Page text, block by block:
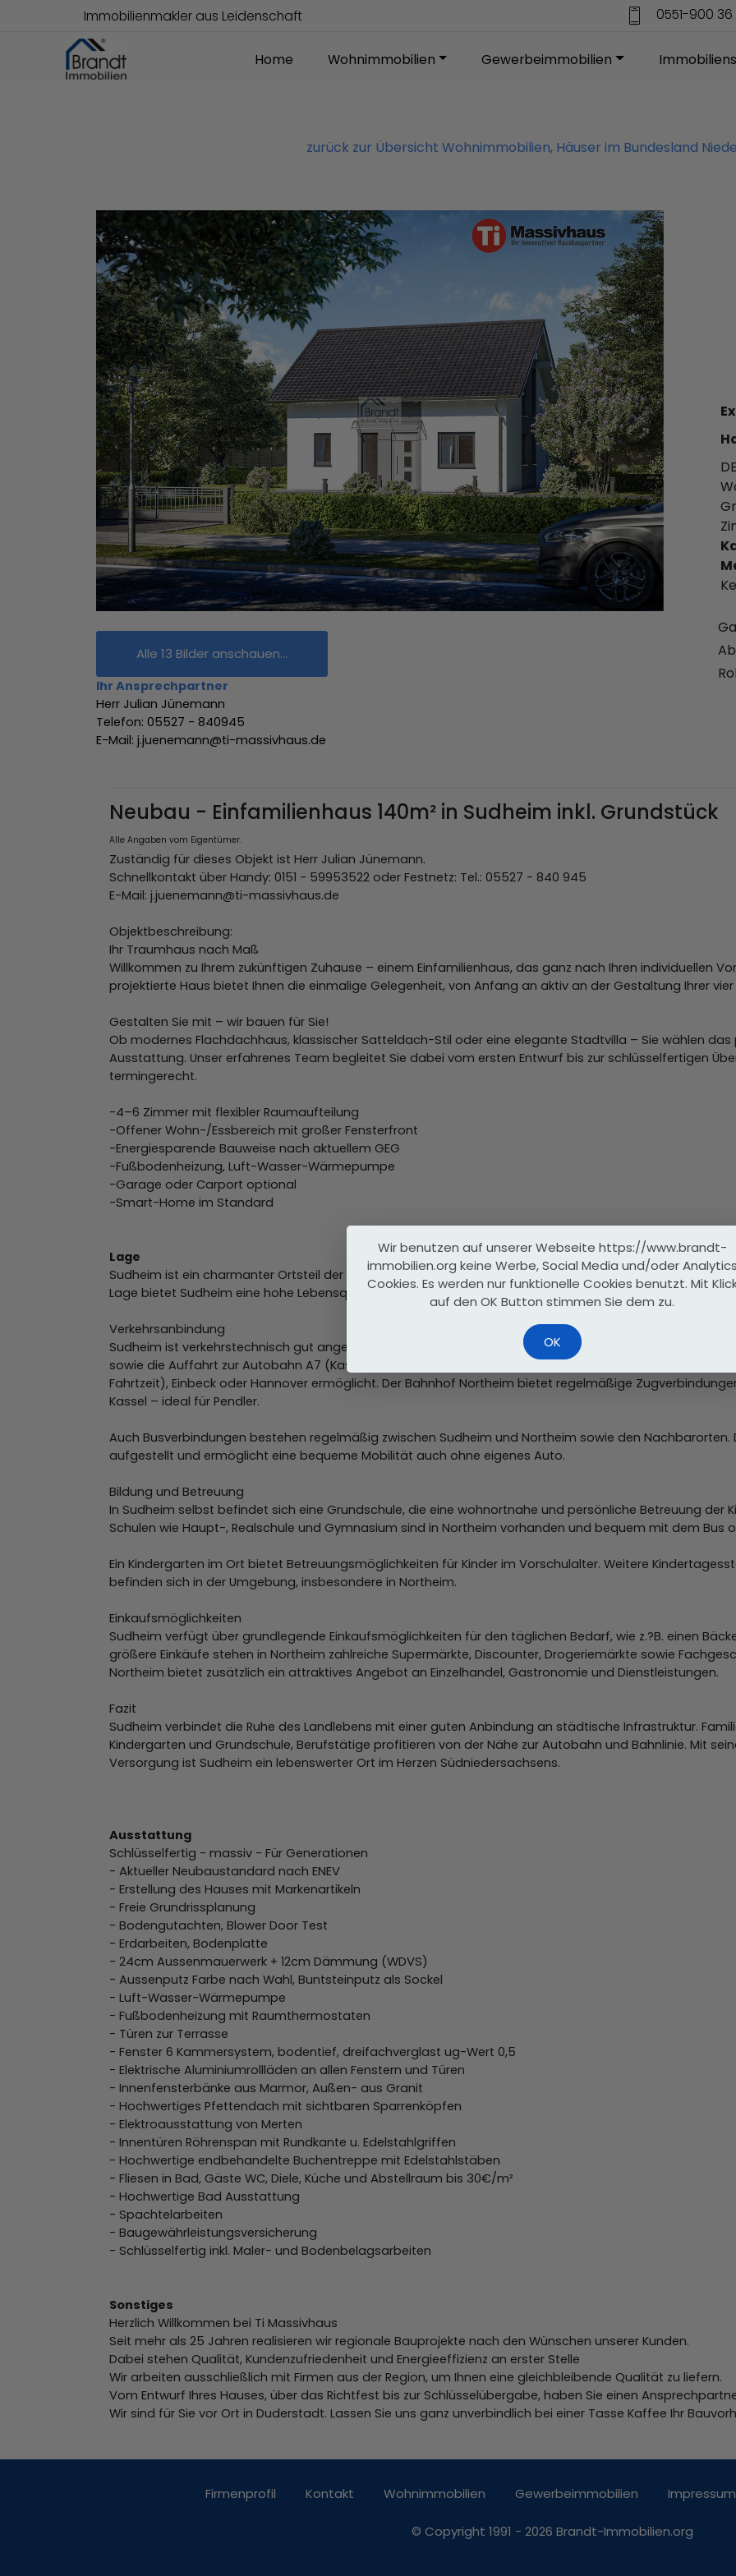
Immobilienmakler aus Leidenschaft 0551-900 36
Home Wohnimmobilien Gewerbeimmobilien
zurück zur Übersicht Wohnimmobilien, Häuser im Bundesland
Alle 13 Bilder anschauen...
Ihr Ansprechpartner
Herr Julian Jünemann
Telefon: 05527 - 840945
E-Mail: j.juenemann@ti-massivhaus.de
Neubau - Einfamilienhaus 140m² in Sudheim inkl. Grundstück
Alle Angaben vom Eigentümer.
Zuständig für dieses Objekt ist Herr Julian Jünemann.
Schnellkontakt über Handy: 0151 - 59953522 oder Festnetz: Tel.: 05527 - 840 945
E-Mail: j.juenemann@ti-massivhaus.de
Objektbeschreibung:
Ihr Traumhaus nach Maß
Willkommen zu Ihrem zukünftigen Zuhause – einem Einfamilienhaus, das ganz nach Ihren individuellen
projektierte Haus bietet Ihnen die einmalige Gelegenheit, von Anfang an aktiv an der Gestaltung Ihrer
Gestalten Sie mit – wir bauen für Sie!
Ob modernes Flachdachhaus, klassischer Satteldach-Stil oder eine elegante Stadtvilla – Sie wählen das
Ausstattung. Unser erfahrenes Team begleitet Sie dabei vom ersten Entwurf bis zur schlüsselfertigen
termingerecht.
-4–6 Zimmer mit flexibler Raumaufteilung
-Offener Wohn-/Essbereich mit großer Fensterfront
-Energiesparende Bauweise nach aktuellem GEG
-Fußbodenheizung, Luft-Wasser-Wärmepumpe
-Garage oder Carport optional
-Smart-Home im Standard
Lage
Sudheim ist ein charmanter Ortsteil der Stadt Northeim im südlichen Niedersachsen und liegt idyllisch im
Lage bietet Sudheim eine hohe Lebensqualität – ideal für Familien, Berufspendler und Ruhesuchende
Verkehrsanbindung
Sudheim ist verkehrstechnisch gut angebunden. Über die nahegelegene Bundesstraße B3 erreicht man
sowie die Auffahrt zur Autobahn A7 (Kassel–Hannover), was eine schnelle Verbindung in die
Fahrtzeit), Einbeck oder Hannover ermöglicht. Der Bahnhof Northeim bietet regelmäßige
Kassel – ideal für Pendler.
Auch Busverbindungen bestehen regelmäßig zwischen Sudheim und Northeim sowie den
aufgestellt und ermöglicht eine bequeme Mobilität auch ohne eigenes Auto.
Bildung und Betreuung
In Sudheim selbst befindet sich eine Grundschule, die eine wohnortnahe und persönliche Betreuung der
Schulen wie Haupt-, Realschule und Gymnasium sind in Northeim vorhanden und bequem mit dem Bus
Ein Kindergarten im Ort bietet Betreuungsmöglichkeiten für Kinder im Vorschulalter. Weitere
befinden sich in der Umgebung, insbesondere in Northeim.
Einkaufsmöglichkeiten
Sudheim verfügt über grundlegende Einkaufsmöglichkeiten für den täglichen Bedarf, wie z.?B. einen
größere Einkäufe stehen in Northeim zahlreiche Supermärkte, Discounter, Drogeriemärkte sowie
Northeim bietet zusätzlich ein attraktives Angebot an Einzelhandel, Gastronomie und Dienstleistungen.
Fazit
Sudheim verbindet die Ruhe des Landlebens mit einer guten Anbindung an städtische Infrastruktur.
Kindergarten und Grundschule, Berufstätige profitieren von der Nähe zur Autobahn und Bahnlinie. Mit
Versorgung ist Sudheim ein lebenswerter Ort im Herzen Südniedersachsens.
Ausstattung
Schlüsselfertig - massiv - Für Generationen
- Aktueller Neubaustandard nach ENEV
- Erstellung des Hauses mit Markenartikeln
- Freie Grundrissplanung
- Bodengutachten, Blower Door Test
- Erdarbeiten, Bodenplatte
- 24cm Aussenmauerwerk + 12cm Dämmung (WDVS)
- Aussenputz Farbe nach Wahl, Buntsteinputz als Sockel
- Luft-Wasser-Wärmepumpe
- Fußbodenheizung mit Raumthermostaten
- Türen zur Terrasse
- Fenster 6 Kammersystem, bodentief, dreifachverglast ug-Wert 0,5
- Elektrische Aluminiumrollläden an allen Fenstern und Türen
- Innenfensterbänke aus Marmor, Außen- aus Granit
- Hochwertiges Pfettendach mit sichtbaren Sparrenköpfen
- Elektroausstattung von Merten
- Innentüren Röhrenspan mit Rundkante u. Edelstahlgriffen
- Hochwertige endbehandelte Buchentreppe mit Edelstahlstäben
- Fliesen in Bad, Gäste WC, Diele, Küche und Abstellraum bis 30€/m²
- Hochwertige Bad Ausstattung
- Spachtelarbeiten
- Baugewährleistungsversicherung
- Schlüsselfertig inkl. Maler- und Bodenbelagsarbeiten
Sonstiges
Herzlich Willkommen bei Ti Massivhaus
Seit mehr als 25 Jahren realisieren wir regionale Bauprojekte nach den Wünschen unserer Kunden.
Dabei stehen Qualität, Kundenzufriedenheit und Energieeffizienz an erster Stelle
Wir arbeiten ausschließlich mit Firmen aus der Region, um Ihnen eine gleichbleibende Qualität zu liefern.
Vom Entwurf Ihres Hauses, über das Richtfest bis zur Schlüsselübergabe, haben Sie einen
Wir sind für Sie vor Ort in Duderstadt. Lassen Sie uns ganz unverbindlich bei einer Tasse Kaffee Ihr
Firmenprofil Kontakt Wohnimmobilien Gewerbeimmobilien Impressum
© Copyright 1991 - 2026 Brandt-Immobilien.org
Wir benutzen auf unserer Webseite https://www.brandt-
immobilien.org keine Werbe, Social Media und/oder Analytics
Cookies. Es werden nur funktionelle Cookies benutzt. Mit
auf den OK Button stimmen Sie dem zu.
OK